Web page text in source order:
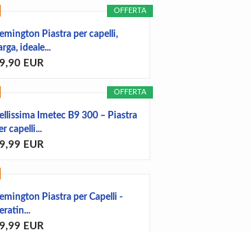
OFFERTA
Piastra per capelli,
ideale...
EUR
OFFERTA
Imetec B9 300 – Piastra
capelli...
EUR
Piastra per Capelli -
EUR